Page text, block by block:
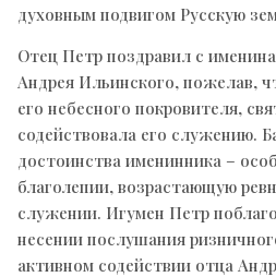
духовным подвигом Русскую
Отец Петр поздравил с
Андрея Ильинского, пожелав,
его небесного покровителя,
содействовала его служению.
достоинства именинника –
благолепии, возрастающую
служении. Игумен Петр
несении послушания
активном содействии отца